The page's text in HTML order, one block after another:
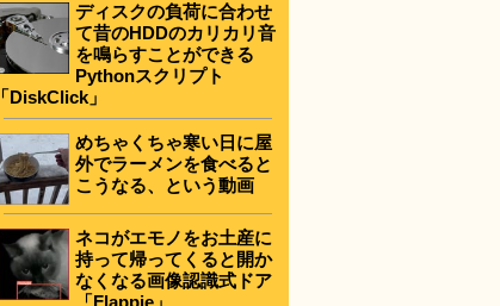
ディスクの負荷に合わせ
て昔のHDDのカリカリ音
を鳴らすことができる
Pythonスクリプト
「DiskClick」
めちゃくちゃ寒い日に屋
外でラーメンを食べると
こうなる、という動画
ネコがエモノをお土産に
持って帰ってくると開か
なくなる画像認識式ドア
「Flappie」